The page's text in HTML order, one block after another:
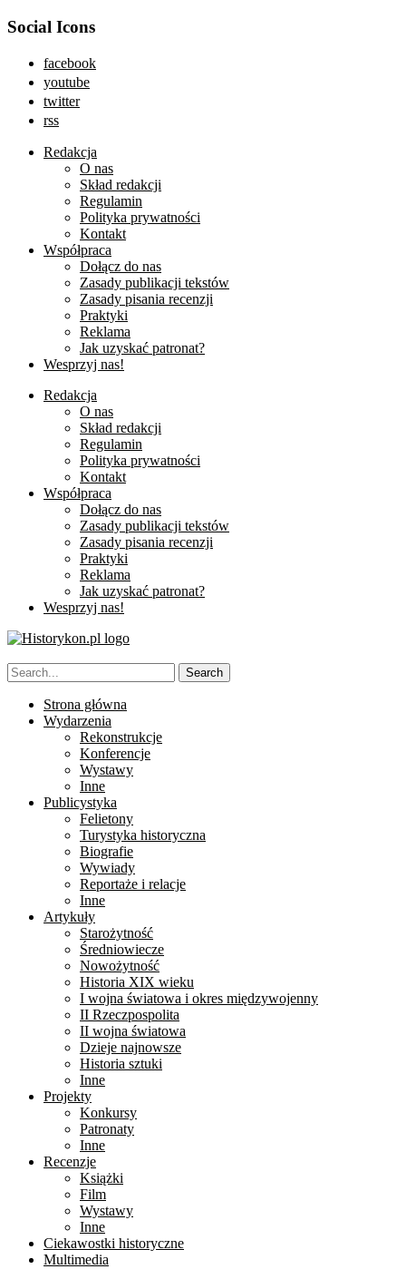
Social Icons
facebook
youtube
twitter
rss
Redakcja
O nas
Skład redakcji
Regulamin
Polityka prywatności
Kontakt
Współpraca
Dołącz do nas
Zasady publikacji tekstów
Zasady pisania recenzji
Praktyki
Reklama
Jak uzyskać patronat?
Wesprzyj nas!
Redakcja
O nas
Skład redakcji
Regulamin
Polityka prywatności
Kontakt
Współpraca
Dołącz do nas
Zasady publikacji tekstów
Zasady pisania recenzji
Praktyki
Reklama
Jak uzyskać patronat?
Wesprzyj nas!
Strona główna
Wydarzenia
Rekonstrukcje
Konferencje
Wystawy
Inne
Publicystyka
Felietony
Turystyka historyczna
Biografie
Wywiady
Reportaże i relacje
Inne
Artykuły
Starożytność
Średniowiecze
Nowożytność
Historia XIX wieku
I wojna światowa i okres międzywojenny
II Rzeczpospolita
II wojna światowa
Dzieje najnowsze
Historia sztuki
Inne
Projekty
Konkursy
Patronaty
Inne
Recenzje
Książki
Film
Wystawy
Inne
Ciekawostki historyczne
Multimedia